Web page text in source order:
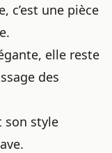
c’est une pièce
elle reste
des
son style